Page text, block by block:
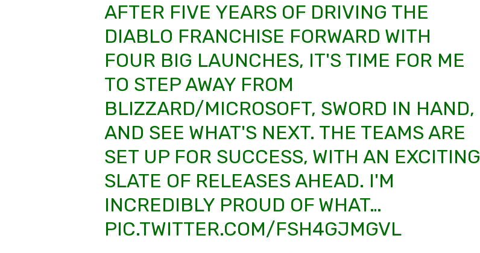
AFTER FIVE YEARS OF DRIVING THE
DIABLO FRANCHISE FORWARD WITH
FOUR BIG LAUNCHES, IT'S TIME FOR ME
TO STEP AWAY FROM
BLIZZARD/MICROSOFT, SWORD IN HAND,
AND SEE WHAT'S NEXT. THE TEAMS ARE
SET UP FOR SUCCESS, WITH AN EXCITING
SLATE OF RELEASES AHEAD. I'M
INCREDIBLY PROUD OF WHAT…
PIC.TWITTER.COM/FSH4GJMGVL